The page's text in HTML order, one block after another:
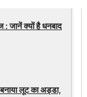
: जानें क्यों है धनबाद
लूट का अड्डा,